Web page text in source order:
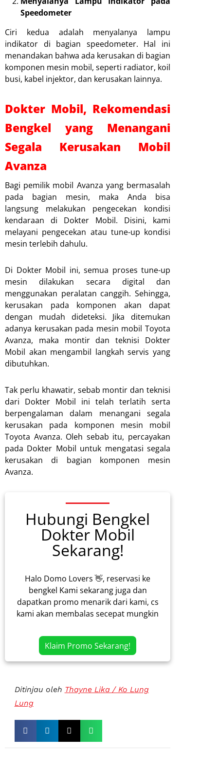
Speedometer
Ciri kedua adalah menyalanya lampu
indikator di bagian speedometer. Hal ini
menandakan bahwa ada kerusakan di bagian
komponen mesin mobil, seperti radiator, koil
busi, kabel injektor, dan kerusakan lainnya.
Dokter Mobil, Rekomendasi
Bengkel yang Menangani
Segala Kerusakan Mobil
Avanza
Bagi pemilik mobil Avanza yang bermasalah
pada bagian mesin, maka Anda bisa
langsung melakukan pengecekan kondisi
kendaraan di Dokter Mobil. Disini, kami
melayani pengecekan atau tune-up kondisi
mesin terlebih dahulu.
Di Dokter Mobil ini, semua proses tune-up
mesin dilakukan secara digital dan
menggunakan peralatan canggih. Sehingga,
kerusakan pada komponen akan dapat
dengan mudah dideteksi. Jika ditemukan
adanya kerusakan pada mesin mobil Toyota
Avanza, maka montir dan teknisi Dokter
Mobil akan mengambil langkah servis yang
dibutuhkan.
Tak perlu khawatir, sebab montir dan teknisi
dari Dokter Mobil ini telah terlatih serta
berpengalaman dalam menangani segala
kerusakan pada komponen mesin mobil
Toyota Avanza. Oleh sebab itu, percayakan
pada Dokter Mobil untuk mengatasi segala
kerusakan di bagian komponen mesin
Avanza.
Hubungi Bengkel
Dokter Mobil
Sekarang!
Halo Domo Lovers 👋, reservasi ke
bengkel Kami sekarang juga dan
dapatkan promo menarik dari kami, cs
kami akan membalas secepat mungkin
Klaim Promo Sekarang!
Ditinjau oleh Thayne Lika / Ko Lung
Lung